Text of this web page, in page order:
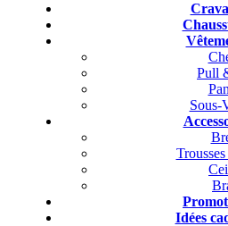
Pull
Sous-
Idées